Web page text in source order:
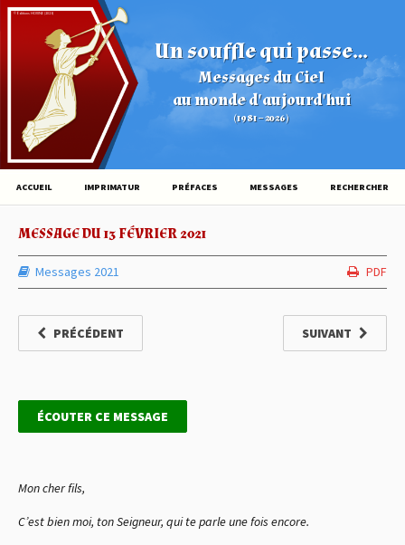
Un souffle qui passe...
Messages du Ciel
au monde d'aujourd'hui
(1981 – 2026)
© Éditions HOVINE (2026)
ACCUEIL IMPRIMATUR PRÉFACES MESSAGES RECHERCHER
MESSAGE DU 13 FÉVRIER 2021
Messages 2021 PDF
PRÉCÉDENT SUIVANT
ÉCOUTER CE MESSAGE
Mon cher fils,
C’est bien moi, ton Seigneur, qui te parle une fois encore.